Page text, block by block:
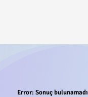
Error: Sonuç bulunamadı